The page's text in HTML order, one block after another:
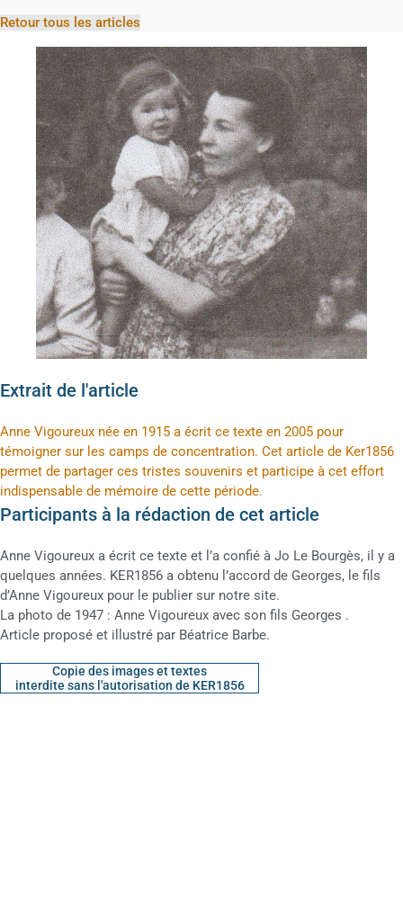
Retour tous les articles
Extrait de l'article
Anne Vigoureux née en 1915 a écrit ce texte en 2005 pour
témoigner sur les camps de concentration. Cet article de Ker1856
permet de partager ces tristes souvenirs et participe à cet effort
indispensable de mémoire de cette période.
Participants à la rédaction de cet article
Anne Vigoureux a écrit ce texte et l’a confié à Jo Le Bourgès, il y a
quelques années. KER1856 a obtenu l’accord de Georges, le fils
d’Anne Vigoureux pour le publier sur notre site.
La photo de 1947 : Anne Vigoureux avec son fils Georges .
Article proposé et illustré par Béatrice Barbe.
Copie des images et textes
interdite sans l'autorisation de KER1856